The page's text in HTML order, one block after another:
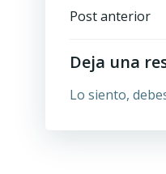
por
las
Post anterior
Deja una
Lo siento,